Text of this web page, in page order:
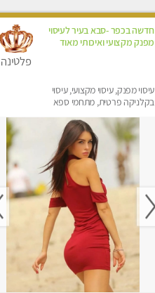
חדשה בכפר -סבא בעיר לעיסוי
מפנק מקצועי ואיכותי מאוד
עיסוי מפנק, עיסוי מקצועי, עיסוי
בקלניקה פרטית, מתחמי ספא
טנטרה
פלטינה